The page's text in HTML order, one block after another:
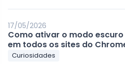
17/05/2026
Como ativar o modo escuro
em todos os sites do
Curiosidades